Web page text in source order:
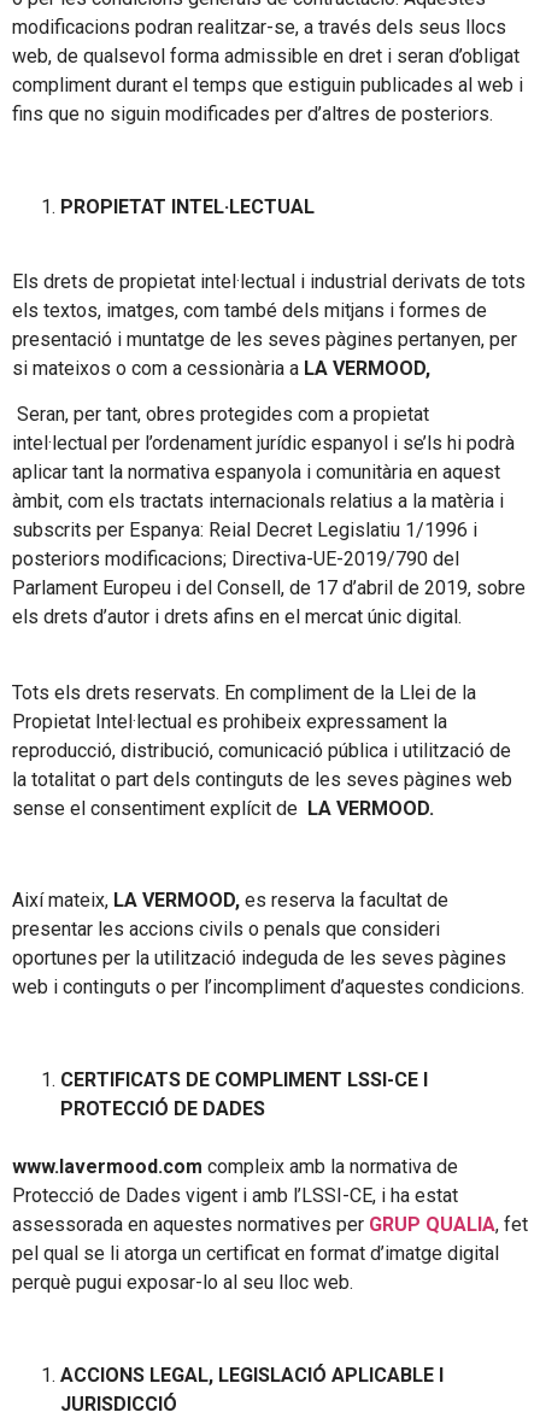
modificacions podran realitzar-se, a través dels seus llocs
web, de qualsevol forma admissible en dret i seran d’obligat
compliment durant el temps que estiguin publicades al web i
fins que no siguin modificades per d’altres de posteriors.
PROPIETAT INTEL·LECTUAL
Els drets de propietat intel·lectual i industrial derivats de tots
els textos, imatges, com també dels mitjans i formes de
presentació i muntatge de les seves pàgines pertanyen, per
si mateixos o com a cessionària a LA VERMOOD,
Seran, per tant, obres protegides com a propietat
intel·lectual per l’ordenament jurídic espanyol i se’ls hi podrà
aplicar tant la normativa espanyola i comunitària en aquest
àmbit, com els tractats internacionals relatius a la matèria i
subscrits per Espanya: Reial Decret Legislatiu 1/1996 i
posteriors modificacions; Directiva-UE-2019/790 del
Parlament Europeu i del Consell, de 17 d’abril de 2019, sobre
els drets d’autor i drets afins en el mercat únic digital.
Tots els drets reservats. En compliment de la Llei de la
Propietat Intel·lectual es prohibeix expressament la
reproducció, distribució, comunicació pública i utilització de
la totalitat o part dels continguts de les seves pàgines web
sense el consentiment explícit de LA VERMOOD.
Així mateix, LA VERMOOD, es reserva la facultat de
presentar les accions civils o penals que consideri
oportunes per la utilització indeguda de les seves pàgines
web i continguts o per l’incompliment d’aquestes condicions.
CERTIFICATS DE COMPLIMENT LSSI-CE I
PROTECCIÓ DE DADES
www.lavermood.com compleix amb la normativa de
Protecció de Dades vigent i amb l’LSSI-CE, i ha estat
assessorada en aquestes normatives per GRUP QUALIA, fet
pel qual se li atorga un certificat en format d’imatge digital
perquè pugui exposar-lo al seu lloc web.
ACCIONS LEGAL, LEGISLACIÓ APLICABLE I
JURISDICCIÓ